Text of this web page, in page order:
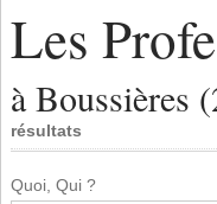
Les
à Boussières
résultats
Quoi, Qui ?